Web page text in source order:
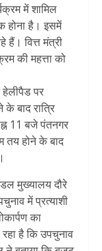
में शामिल
होना है। इसमें
हैं। वित्त मंत्री
की महत्ता को
हेलीपैड पर
बाद रात्रि
11 बजे पंतनगर
तय होने के बाद
मुख्यालय दौरे
में प्रत्याशी
का
है कि उपचुनाव